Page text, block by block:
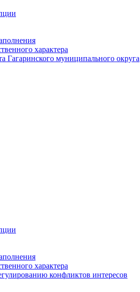
характера
Гагаринского муниципального округа
характера
конфликтов интересов